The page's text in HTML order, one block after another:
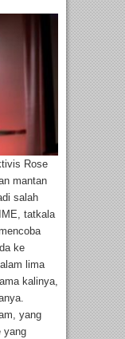
Rose
mantan
salah
tatkala
ke
lima
kalinya,
yang
yang